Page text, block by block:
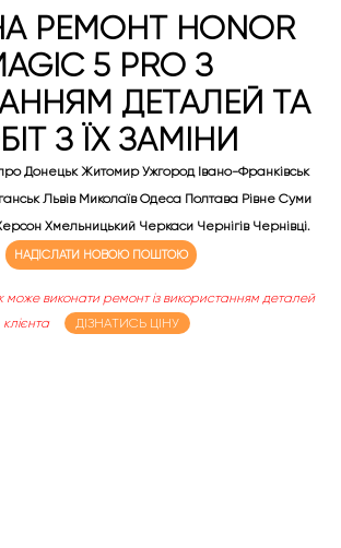
РЕМОНТ HONOR
5 PRO З
ДЕТАЛЕЙ ТА
З ЇХ ЗАМІНИ
Донецьк Житомир Ужгород Івано-Франківськ
Львів Миколаїв Одеса Полтава Рівне Суми
Хмельницький Черкаси Чернігів Чернівці.
НАДІСЛАТИ НОВОЮ ПОШТОЮ
може виконати ремонт із використанням деталей
клієнта
ДІЗНАТИСЬ ЦІНУ